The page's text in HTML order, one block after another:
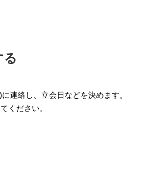
る
連絡し、立会日などを決めます。
ください。